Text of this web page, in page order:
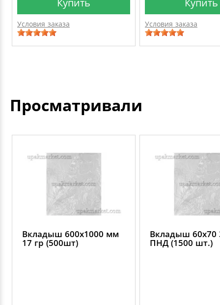
Условия заказа Условия заказа
Просматривали
Вкладыш 600х1000 мм
17 гр (500шт)
Вкладыш 60х70
ПНД (1500 шт.)